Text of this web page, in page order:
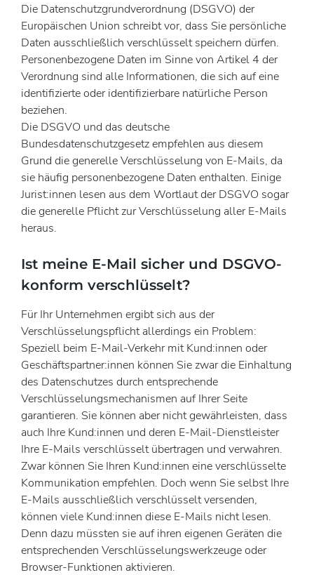
Die Datenschutzgrundverordnung (DSGVO) der
Europäischen Union schreibt vor, dass Sie persönliche
Daten ausschließlich verschlüsselt speichern dürfen.
Personenbezogene Daten im Sinne von Artikel 4 der
Verordnung sind alle Informationen, die sich auf eine
identifizierte oder identifizierbare natürliche Person
beziehen.
Die DSGVO und das deutsche
Bundesdatenschutzgesetz empfehlen aus diesem
Grund die generelle Verschlüsselung von E-Mails, da
sie häufig personenbezogene Daten enthalten. Einige
Jurist:innen lesen aus dem Wortlaut der DSGVO sogar
die generelle Pflicht zur Verschlüsselung aller E-Mails
heraus.
Ist meine E-Mail sicher und DSGVO-
konform verschlüsselt?
Für Ihr Unternehmen ergibt sich aus der
Verschlüsselungspflicht allerdings ein Problem:
Speziell beim E-Mail-Verkehr mit Kund:innen oder
Geschäftspartner:innen können Sie zwar die Einhaltung
des Datenschutzes durch entsprechende
Verschlüsselungsmechanismen auf Ihrer Seite
garantieren. Sie können aber nicht gewährleisten, dass
auch Ihre Kund:innen und deren E-Mail-Dienstleister
Ihre E-Mails verschlüsselt übertragen und verwahren.
Zwar können Sie Ihren Kund:innen eine verschlüsselte
Kommunikation empfehlen. Doch wenn Sie selbst Ihre
E-Mails ausschließlich verschlüsselt versenden,
können viele Kund:innen diese E-Mails nicht lesen.
Denn dazu müssten sie auf ihren eigenen Geräten die
entsprechenden Verschlüsselungswerkzeuge oder
Browser-Funktionen aktivieren.